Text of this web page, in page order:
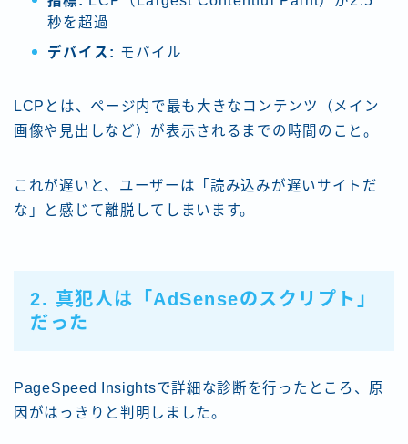
秒を超過
デバイス: モバイル
LCPとは、ページ内で最も大きなコンテンツ（メイン
画像や見出しなど）が表示されるまでの時間のこと。
これが遅いと、ユーザーは「読み込みが遅いサイトだ
な」と感じて離脱してしまいます。
2. 真犯人は「AdSenseのスクリプト」
だった
PageSpeed Insightsで詳細な診断を行ったところ、原
因がはっきりと判明しました。